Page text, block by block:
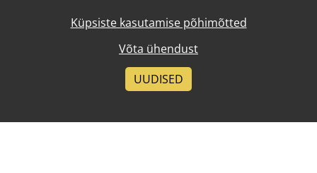
Küpsiste kasutamise põhimõtted
Võta ühendust
UUDISED